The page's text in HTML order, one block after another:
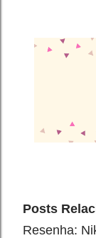
Posts
Resenha: N